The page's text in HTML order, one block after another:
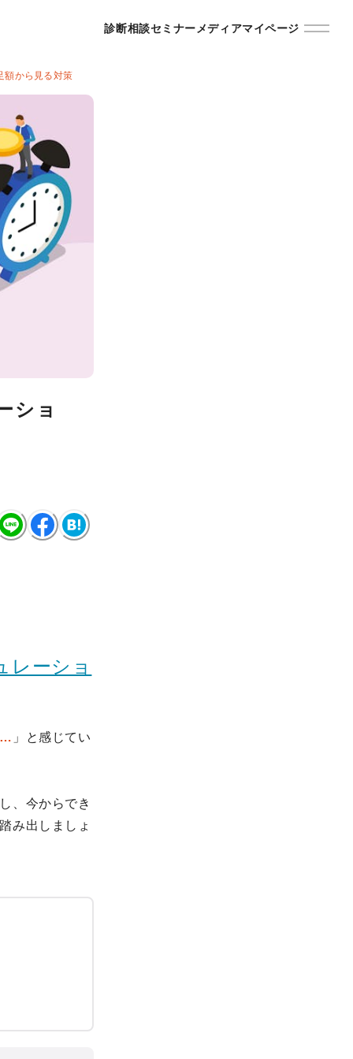
診断相談セミナーメディアマイページ
額から見る対策
ショ
レーショ
… 」と感じてい
、今からでき
み出しましょ